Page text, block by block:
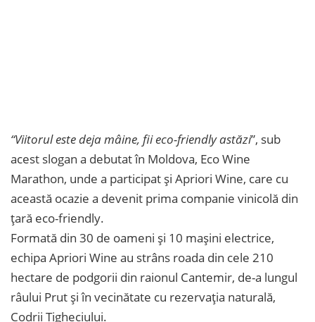
“Viitorul este deja mâine, fii eco-friendly astăzi”, sub
acest slogan a debutat în Moldova, Eco Wine
Marathon, unde a participat și Apriori Wine, care cu
această ocazie a devenit prima companie vinicolă din
țară eco-friendly.
Formată din 30 de oameni și 10 mașini electrice,
echipa Apriori Wine au strâns roada din cele 210
hectare de podgorii din raionul Cantemir, de-a lungul
râului Prut și în vecinătate cu rezervația naturală,
Codrii Tigheciului.